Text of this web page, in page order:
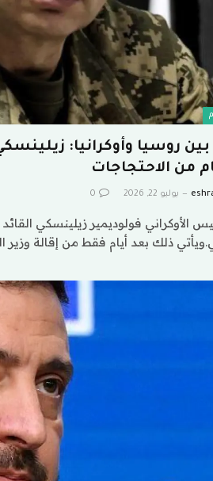
روسيا وأوكرانيا:
من الاحتجاجات
يوليو 22, 2026 0
الأوكراني فولوديمير زيلينسكي
ذلك بعد أيام فقط من إقالة وزير